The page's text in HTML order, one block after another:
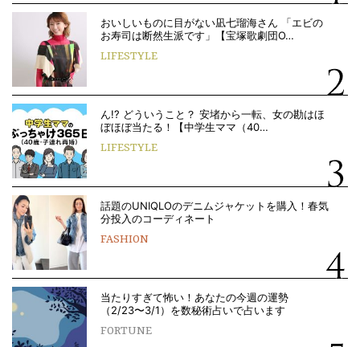
おいしいものに目がない凪七瑠海さん 「エビの
お寿司は断然生派です」【宝塚歌劇団O…
LIFESTYLE
ん!? どういうこと？ 安堵から一転、女の勘はほ
ぼほぼ当たる！【中学生ママ（40…
LIFESTYLE
話題のUNIQLOのデニムジャケットを購入！春気
分投入のコーディネート
FASHION
当たりすぎて怖い！あなたの今週の運勢
（2/23〜3/1）を数秘術占いで占います
FORTUNE